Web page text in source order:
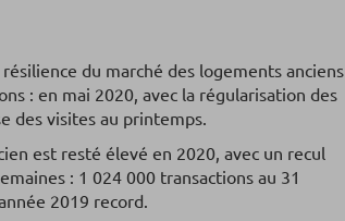
du marché des logements anciens
: en mai 2020, avec la régularisation des
des visites au printemps.
est resté élevé en 2020, avec un recul
: 1 024 000 transactions au 31
2019 record.